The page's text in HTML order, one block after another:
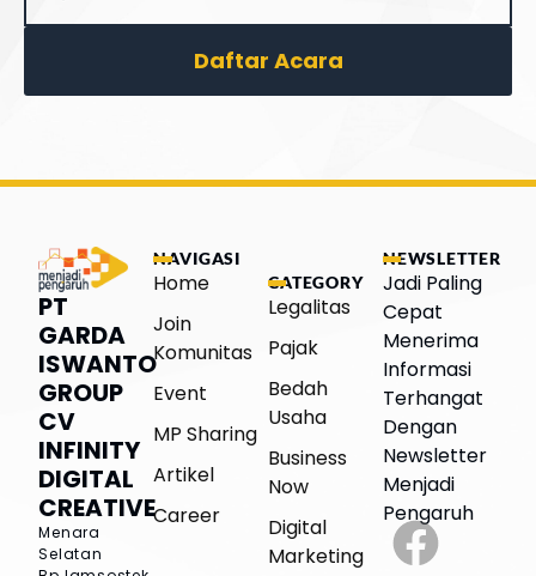
Daftar Acara
PT
GARDA
ISWANTO
GROUP
CV
INFINITY
DIGITAL
CREATIVE
Menara
Selatan
NAVIGASI
Home
Join
Komunitas
Event
MP Sharing
Artikel
Career
CATEGORY
Legalitas
Pajak
Bedah
Usaha
Business
Now
Digital
Marketing
NEWSLETTER
Jadi Paling
Cepat
Menerima
Informasi
Terhangat
Dengan
Newsletter
Menjadi
Pengaruh